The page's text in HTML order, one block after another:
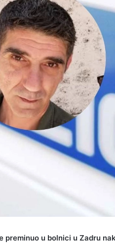
a
i
l
preminuo u bolnici u Zadru